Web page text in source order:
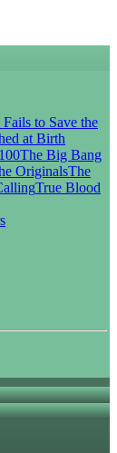
Fails to Save the
at Birth
The Big Bang
OriginalsThe
True Blood